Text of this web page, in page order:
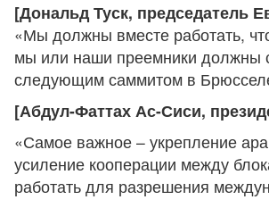
[Дональд Туск, председатель
«Мы должны вместе работать,
мы или наши преемники должны
следующим саммитом в
[Абдул-Фаттах Ас-Сиси,
«Самое важное – укрепление
усиление кооперации между
работать для разрешения